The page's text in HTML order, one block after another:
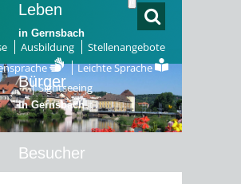
Ausbildung
Stellenangebote
Leichte Sprache
Sightseeing
Leben
in Gernsbach
Bürger
in Gernsbach
Besucher